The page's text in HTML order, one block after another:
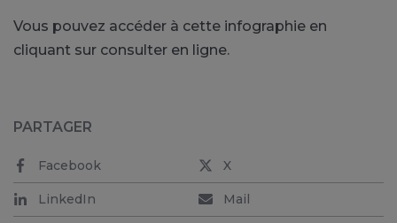
Vous pouvez accéder à cette infographie en
cliquant sur consulter en ligne.
PARTAGER
Facebook X
LinkedIn Mail